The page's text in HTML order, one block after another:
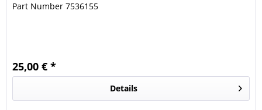
Part Number 7536155
25,00 € *
Details